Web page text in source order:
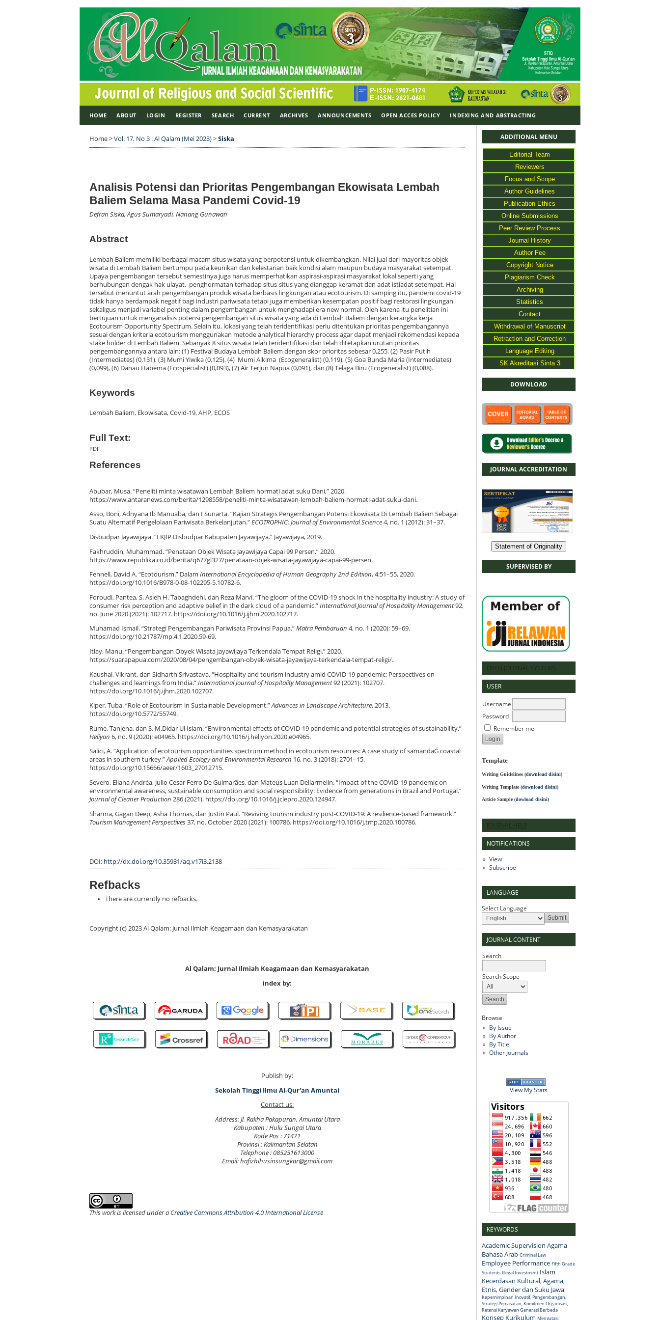
ADDITIONAL MENU
Editorial Team
Reviewers
Focus and Scope
Author Guidelines
Publication Ethics
Online Submissions
Peer Review Process
Journal History
Author Fee
Copyright Notice
Plagiarism Check
Archiving
Statistics
Contact
Withdrawal of Manuscript
Retraction and Correction
Language Editing
SK Akreditasi Sinta 3
DOWNLOAD
JOURNAL ACCREDITATION
Statement of Originality
SUPERVISED BY
OPEN JOURNAL SYSTEMS
USER
Username
Password
Remember me
Template
Writing Guidelines (download disini)
Writing Template (download disini)
Article Sample (dowload disini)
JOURNAL HELP
NOTIFICATIONS
View
Subscribe
LANGUAGE
Select Language
JOURNAL CONTENT
Search
Search Scope
Browse
By Issue
By Author
By Title
Other Journals
View My Stats
KEYWORDS
Academic Supervision Agama
Bahasa Arab Criminal Law
Employee Performance Fifth Grade
Students Illegal Investment Islam
Kecerdasan Kultural, Agama,
Etnis, Gender dan Suku Jawa
Kepemimpinan Inovatif, Pengembangan,
Strategi Pemasaran, Komitmen Organisasi,
Retensi Karyawan Generasi Berbeda
Konsep Kurikulum Mengatasi
HOME ABOUT LOGIN REGISTER SEARCH CURRENT ARCHIVES ANNOUNCEMENTS OPEN ACCES POLICY INDEXING AND ABSTRACTING
Home>Vol. 17, No 3 : Al Qalam (Mei 2023)>Siska
Analisis Potensi dan Prioritas Pengembangan Ekowisata Lembah
Baliem Selama Masa Pandemi Covid-19
Defran Siska, Agus Sumaryadi, Nanang Gunawan
Abstract
Lembah Baliem memiliki berbagai macam situs wisata yang berpotensi untuk dikembangkan. Nilai jual dari mayoritas objek
wisata di Lembah Baliem bertumpu pada keunikan dan kelestarian baik kondisi alam maupun budaya masyarakat setempat.
Upaya pengembangan tersebut semestinya juga harus memperhatikan aspirasi-aspirasi masyarakat lokal seperti yang
berhubungan dengak hak ulayat, penghormatan terhadap situs-situs yang dianggap keramat dan adat istiadat setempat. Hal
tersebut menuntut arah pengembangan produk wisata berbasis lingkungan atau ecotourism. Di samping itu, pandemi covid-19
tidak hanya berdampak negatif bagi industri pariwisata tetapi juga memberikan kesempatan positif bagi restorasi lingkungan
sekaligus menjadi variabel penting dalam pengembangan untuk menghadapi era new normal. Oleh karena itu penelitian ini
bertujuan untuk menganalisis potensi pengembangan situs wisata yang ada di Lembah Baliem dengan kerangka kerja
Ecotourism Opportunity Spectrum. Selain itu, lokasi yang telah teridentifikasi perlu ditentukan prioritas pengembangannya
sesuai dengan kriteria ecotourism menggunakan metode analytical hierarchy process agar dapat menjadi rekomendasi kepada
stake holder di Lembah Baliem. Sebanyak 8 situs wisata telah teridentifikasi dan telah ditetapkan urutan prioritas
pengembangannya antara lain: (1) Festival Budaya Lembah Baliem dengan skor prioritas sebesar 0,255. (2) Pasir Putih
(Intermediates) (0,131), (3) Mumi Yiwika (0,125), (4) Mumi Aikima (Ecogeneralist) (0,119), (5) Goa Bunda Maria (Intermediates)
(0,099), (6) Danau Habema (Ecospecialist) (0,093), (7) Air Terjun Napua (0,091), dan (8) Telaga Biru (Ecogeneralist) (0,088).
Keywords
Lembah Baliem, Ekowisata, Covid-19, AHP, ECOS
Full Text:
PDF
References
Abubar, Musa. “Peneliti minta wisatawan Lembah Baliem hormati adat suku Dani,” 2020.
https://www.antaranews.com/berita/1298558/peneliti-minta-wisatawan-lembah-baliem-hormati-adat-suku-dani.
Asso, Boni, Adnyana Ib Manuaba, dan I Sunarta. “Kajian Strategis Pengembangan Potensi Ekowisata Di Lembah Baliem Sebagai
Suatu Alternatif Pengelolaan Pariwisata Berkelanjutan.”ECOTROPHIC: Journal of Environmental Science4, no. 1 (2012): 31–37.
Disbudpar Jayawijaya. “LKJIP Disbudpar Kabupaten Jayawijaya.” Jayawijaya, 2019.
Fakhruddin, Muhammad. “Penataan Objek Wisata Jayawijaya Capai 99 Persen,” 2020.
https://www.republika.co.id/berita/q677gl327/penataan-objek-wisata-jayawijaya-capai-99-persen.
Fennell, David A. “Ecotourism.” Dalam International Encyclopedia of Human Geography 2nd Editiion, 4:51–55, 2020.
https://doi.org/10.1016/B978-0-08-102295-5.10782-6.
Foroudi, Pantea, S. Asieh H. Tabaghdehi, dan Reza Marvi. “The gloom of the COVID-19 shock in the hospitality industry: A study of
consumer risk perception and adaptive belief in the dark cloud of a pandemic.”International Journal of Hospitality Management92,
no. June 2020 (2021): 102717. https://doi.org/10.1016/j.ijhm.2020.102717.
Muhamad Ismail. “Strategi Pengembangan Pariwisata Provinsi Papua.”Matra Pembaruan 4, no. 1 (2020): 59–69.
https://doi.org/10.21787/mp.4.1.2020.59-69.
Itlay, Manu. “Pengembangan Obyek Wisata Jayawijaya Terkendala Tempat Religi,” 2020.
https://suarapapua.com/2020/08/04/pengembangan-obyek-wisata-jayawijaya-terkendala-tempat-religi/.
Kaushal, Vikrant, dan Sidharth Srivastava. “Hospitality and tourism industry amid COVID-19 pandemic: Perspectives on
challenges and learnings from India.”International Journal of Hospitality Management92 (2021): 102707.
https://doi.org/10.1016/j.ijhm.2020.102707.
Kiper, Tuba. “Role of Ecotourism in Sustainable Development.”Advances in Landscape Architecture, 2013.
https://doi.org/10.5772/55749.
Rume, Tanjena, dan S. M.Didar Ul Islam. “Environmental effects of COVID-19 pandemic and potential strategies of sustainability.”
Heliyon 6, no. 9 (2020): e04965. https://doi.org/10.1016/j.heliyon.2020.e04965.
Salici, A. “Application of ecotourism opportunities spectrum method in ecotourism resources: A case study of samandaĞ coastal
areas in southern turkey.”Applied Ecology and Environmental Research 16, no. 3 (2018): 2701–15.
https://doi.org/10.15666/aeer/1603_27012715.
Severo, Eliana Andréa, Julio Cesar Ferro De Guimarães, dan Mateus Luan Dellarmelin. “Impact of the COVID-19 pandemic on
environmental awareness, sustainable consumption and social responsibility: Evidence from generations in Brazil and Portugal.”
Journal of Cleaner Production 286 (2021). https://doi.org/10.1016/j.jclepro.2020.124947.
Sharma, Gagan Deep, Asha Thomas, dan Justin Paul. “Reviving tourism industry post-COVID-19: A resilience-based framework.”
Tourism Management Perspectives37, no. October 2020 (2021): 100786. https://doi.org/10.1016/j.tmp.2020.100786.
DOI: http://dx.doi.org/10.35931/aq.v17i3.2138
Refbacks
There are currently no refbacks.
Copyright (c) 2023 Al Qalam: Jurnal Ilmiah Keagamaan dan Kemasyarakatan
Al Qalam: Jurnal Ilmiah Keagamaan dan Kemasyarakatan
index by:
Publish by:
Sekolah Tinggi Ilmu Al-Qur'an Amuntai
Contact us:
Address: Jl. Rakha Pakapuran, Amuntai Utara
Kabupaten : Hulu Sungai Utara
Kode Pos : 71471
Provinsi : Kalimantan Selatan
Telephone : 085251613000
Email: hafizhihusinsungkar@gmail.com
This work is licensed under a Creative Commons Attribution 4.0 International License